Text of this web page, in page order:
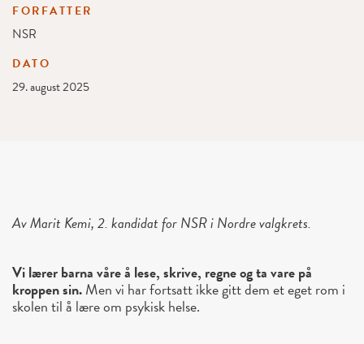
FORFATTER
NSR
DATO
29. august 2025
Av Marit Kemi, 2. kandidat for NSR i Nordre valgkrets.
Vi lærer barna våre å lese, skrive, regne og ta vare på
kroppen sin.Men vi har fortsatt ikke gitt dem et eget rom i
skolen til å lære om psykisk helse.